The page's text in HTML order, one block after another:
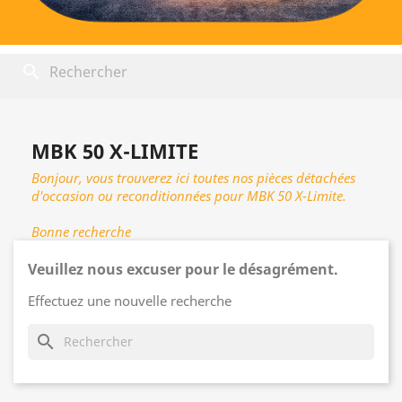
MBK 50 X-LIMITE
Bonjour, vous trouverez ici toutes nos pièces détachées
d'occasion ou reconditionnées pour MBK 50 X-Limite.
Bonne recherche
Veuillez nous excuser pour le désagrément.
Effectuez une nouvelle recherche
search